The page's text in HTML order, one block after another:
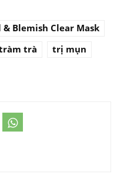
Blemish Clear Mask
trà
trị mụn